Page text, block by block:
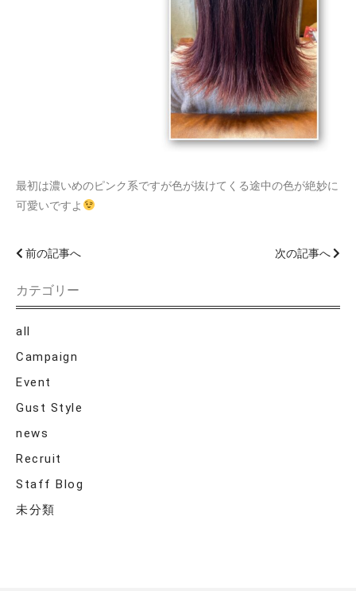
最初は濃いめのピンク系ですが色が抜けてくる途中の色が絶妙に
可愛いですよ
前の記事へ 次の記事へ
カテゴリー
all
Campaign
Event
Gust Style
news
Recruit
Staff Blog
未分類